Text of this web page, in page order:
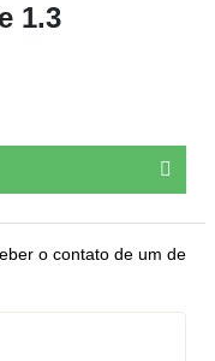
1.3
o contato de um de